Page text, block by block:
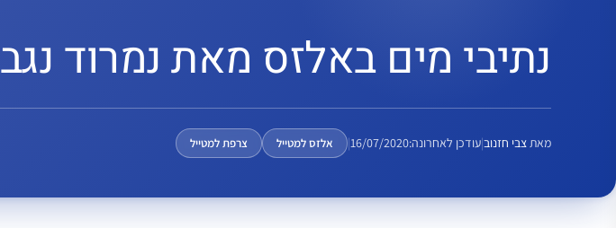
נתיבי מים באלזס מאת נמרוד נגב
מאתצבי חזנוב|עודכן לאחרונה:16/07/2020
| אלזס למטייל צרפת למטייל